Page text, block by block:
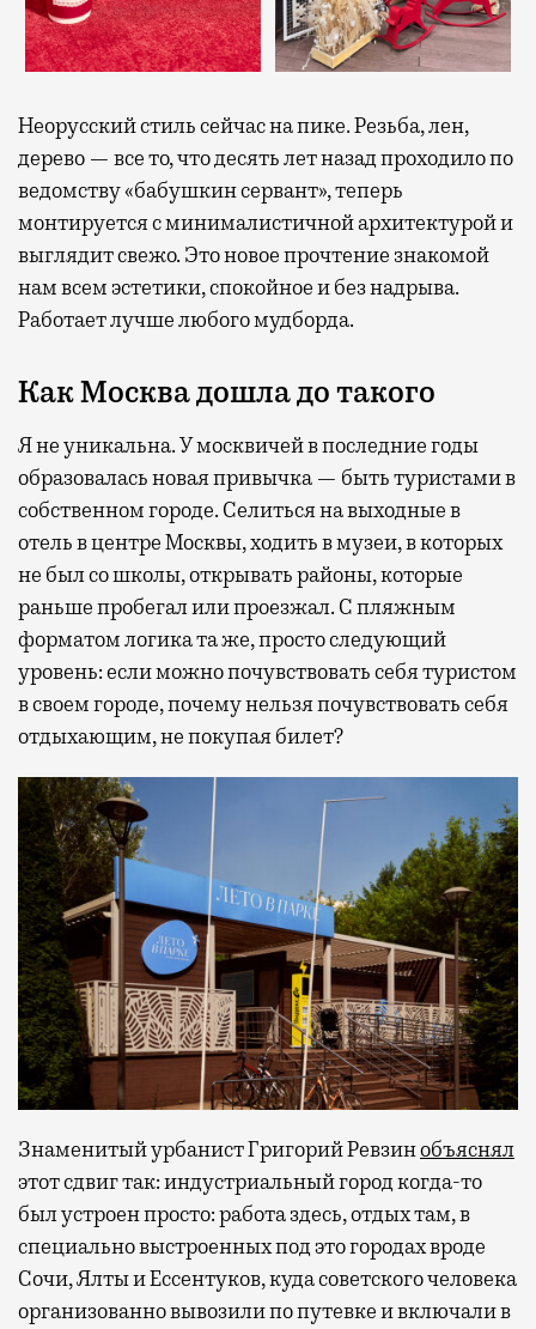
Неорусский стиль сейчас на пике. Резьба, лен,
дерево — все то, что десять лет назад проходило по
ведомству «бабушкин сервант», теперь
монтируется с минималистичной архитектурой и
выглядит свежо. Это новое прочтение знакомой
нам всем эстетики, спокойное и без надрыва.
Работает лучше любого мудборда.
Как Москва дошла до такого
Я не уникальна. У москвичей в последние годы
образовалась новая привычка — быть туристами в
собственном городе. Селиться на выходные в
отель в центре Москвы, ходить в музеи, в которых
не был со школы, открывать районы, которые
раньше пробегал или проезжал. С пляжным
форматом логика та же, просто следующий
уровень: если можно почувствовать себя туристом
в своем городе, почему нельзя почувствовать себя
отдыхающим, не покупая билет?
Знаменитый урбанист Григорий Ревзинобъяснял
этот сдвиг так: индустриальный город когда-то
был устроен просто: работа здесь, отдых там, в
специально выстроенных под это городах вроде
Сочи, Ялты и Ессентуков, куда советского человека
организованно вывозили по путевке и включали в